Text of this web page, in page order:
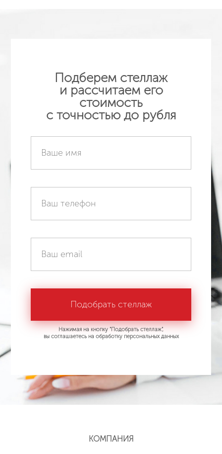
Подберем стеллаж
и рассчитаем его
стоимость
с точностью до рубля
Нажимая на кнопку "Подобрать стеллаж",
вы соглашаетесь на обработку персональных данных
КОМПАНИЯ